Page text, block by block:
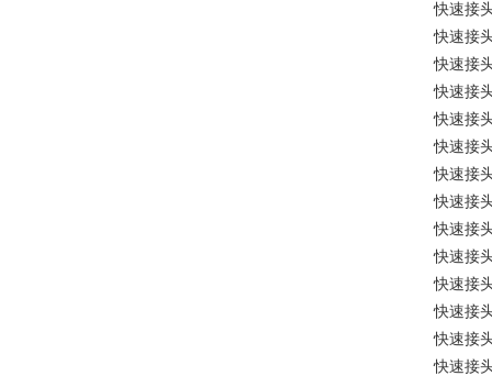
快速接
快速接
快速接
快速接
快速接
快速接
快速接
快速接
快速接
快速接
快速接
快速接
快速接
快速接